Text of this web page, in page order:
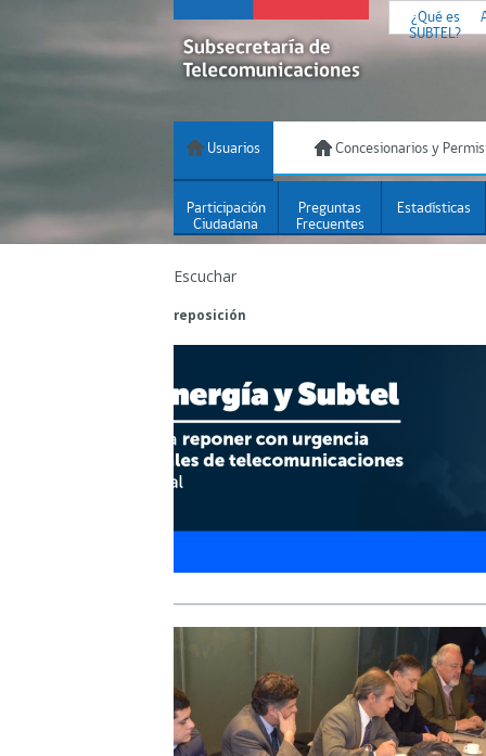
¿Qué es
SUBTEL?
Usuarios Concesionarios y
Participación
Ciudadana
Preguntas
Frecuentes
Estadísticas
Escuchar
reposición